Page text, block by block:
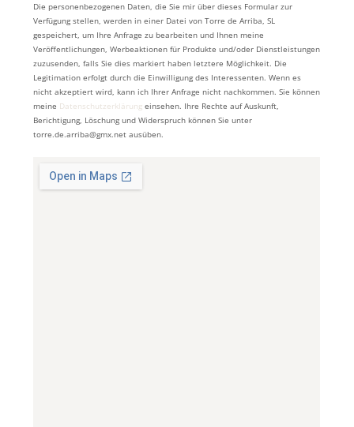
Die personenbezogenen Daten, die Sie mir über dieses Formular zur
Verfügung stellen, werden in einer Datei von Torre de Arriba, SL
gespeichert, um Ihre Anfrage zu bearbeiten und Ihnen meine
Veröffentlichungen, Werbeaktionen für Produkte und/oder Dienstleistungen
zuzusenden, falls Sie dies markiert haben letztere Möglichkeit. Die
Legitimation erfolgt durch die Einwilligung des Interessenten. Wenn es
nicht akzeptiert wird, kann ich Ihrer Anfrage nicht nachkommen. Sie können
meine Datenschutzerklärung einsehen. Ihre Rechte auf Auskunft,
Berichtigung, Löschung und Widerspruch können Sie unter
torre.de.arriba@gmx.net ausüben.